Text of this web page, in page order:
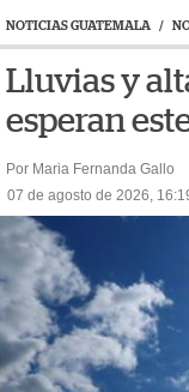
NOTICIAS GUATEMALA /
Lluvias y
esperan
Por Maria Fernanda Gallo
07 de agosto de 2026,